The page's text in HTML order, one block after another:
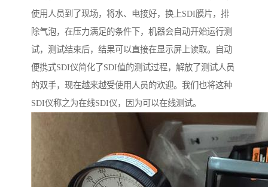
使用人员到了现场，将水、电接好，换上SDI膜片，排
除气泡，在压力满足的条件下，机器会自动开始运行测
试，测试结束后，结果可以直接在显示屏上读取。自动
便携式SDI仪简化了SDI值的测试过程，解放了测试人员
的双手，现在越来越受使用人员的欢迎。我们也将这种
SDI仪称之为在线SDI仪，因为可以在线测试。